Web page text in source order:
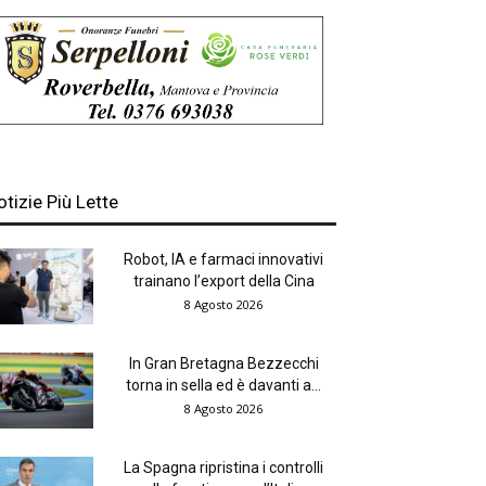
Più Lette
Robot, IA e farmaci innovativi
trainano l’export della Cina
8 Agosto 2026
In Gran Bretagna Bezzecchi
torna in sella ed è davanti a...
8 Agosto 2026
La Spagna ripristina i controlli